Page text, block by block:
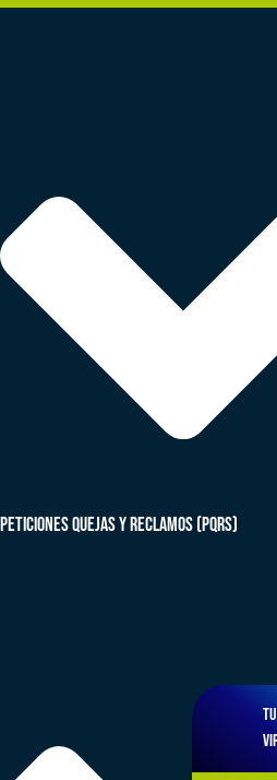
peticiones quejas y reclamos (PQRS)